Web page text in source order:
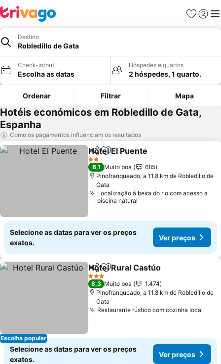
Favoritos
Iniciar
Destino
Robledillo de Gata
Check-in/out
Escolha as datas
Hóspedes e quartos
2 hóspedes, 1 quarto.
Ordenar Filtrar Mapa
Hotéis económicos em Robledillo de Gata,
Espanha
Como os pagamentos influenciam os resultados
PartilharAdicionar aos favoritos
Hotel El Puente
2 Estrelas
8,1 Muito boa
685
Pinofranqueado, a 11.8 km de Robledillo de
Gata
Localização à beira do rio com acesso a
piscina natural
Selecione as datas para ver os preços
exatos.
Ver preços
Escolha popular
PartilharAdicionar aos favoritos
Hotel Rural Castúo
3 Estrelas
8,3 Muito boa
1.474
Pinofranqueado, a 11.8 km de Robledillo de
Gata
Restaurante rústico com cozinha local
Selecione as datas para ver os preços
exatos.
Ver preços